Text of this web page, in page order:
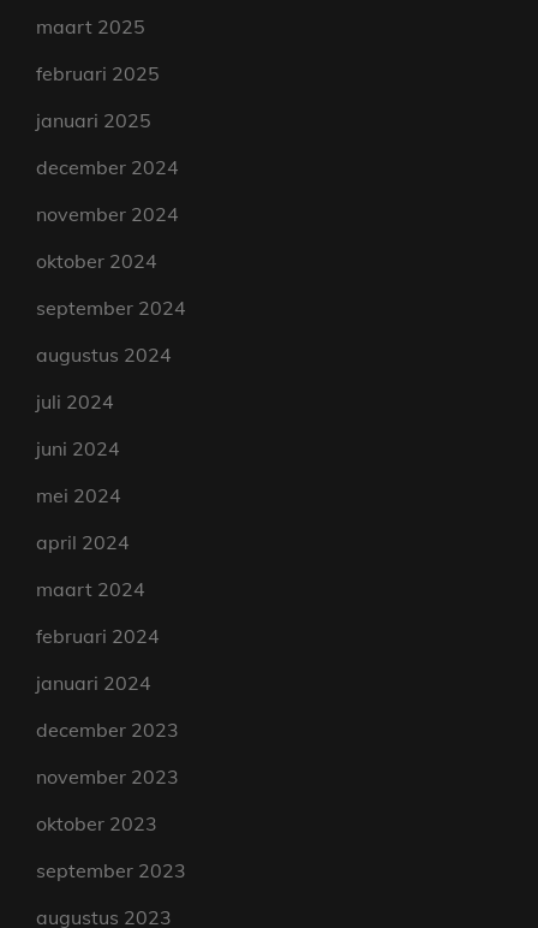
maart 2025
februari 2025
januari 2025
december 2024
november 2024
oktober 2024
september 2024
augustus 2024
juli 2024
juni 2024
mei 2024
april 2024
maart 2024
februari 2024
januari 2024
december 2023
november 2023
oktober 2023
september 2023
augustus 2023